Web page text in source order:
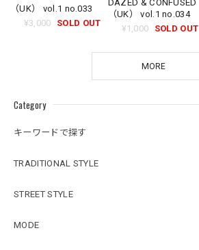
Category
キーワードで探す
TRADITIONAL STYLE
STREET STYLE
MODE
（UK） vol.1 no.033
¥3,000
SOLD OUT
DAZED & CONFUSED
（UK） vol.1 no.034
¥1,000
SOLD OUT
MORE